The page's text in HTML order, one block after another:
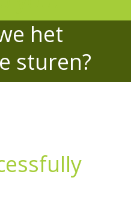
het
sturen?